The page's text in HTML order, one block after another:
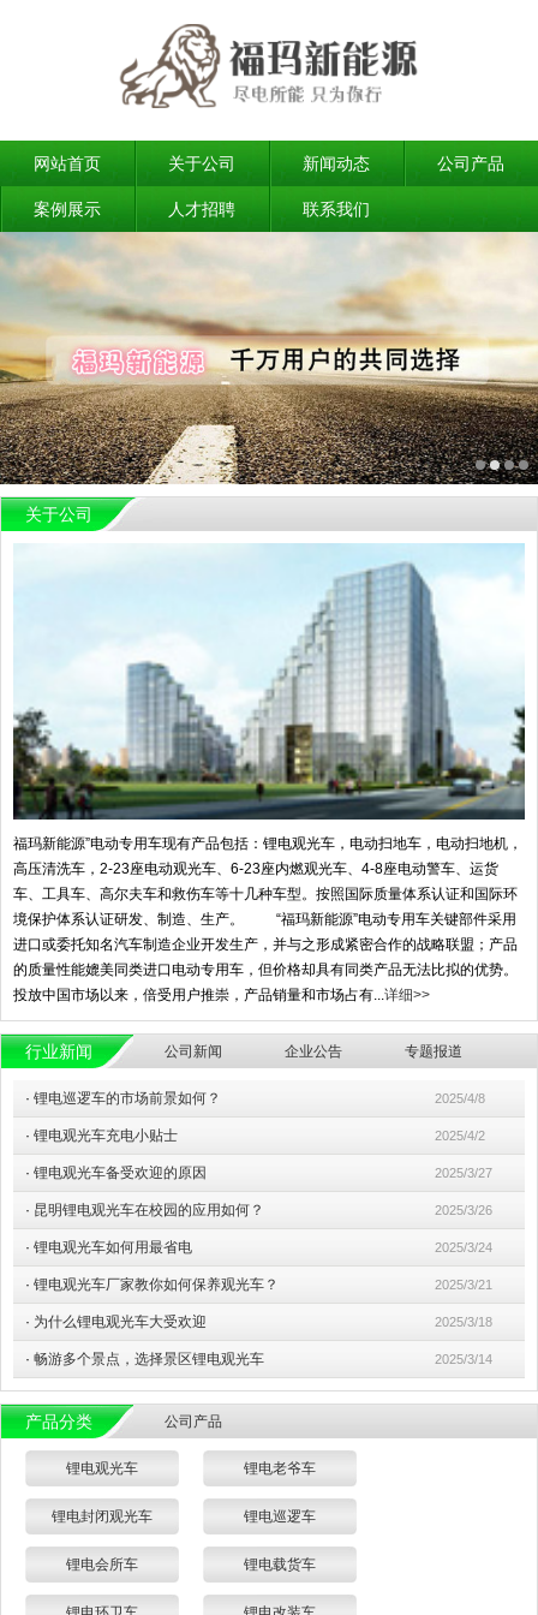
网站首页 关于公司 新闻动态 公司产品
案例展示 人才招聘 联系我们
关于公司
福玛新能源”电动专用车现有产品包括：锂电观光车，电动扫地车，电动扫地机，
高压清洗车，2-23座电动观光车、6-23座内燃观光车、4-8座电动警车、运货
车、工具车、高尔夫车和救伤车等十几种车型。按照国际质量体系认证和国际环
境保护体系认证研发、制造、生产。 “福玛新能源”电动专用车关键部件采用
进口或委托知名汽车制造企业开发生产，并与之形成紧密合作的战略联盟；产品
的质量性能媲美同类进口电动专用车，但价格却具有同类产品无法比拟的优势。
投放中国市场以来，倍受用户推崇，产品销量和市场占有...详细>>
行业新闻 公司新闻 企业公告 专题报道
· 锂电巡逻车的市场前景如何？ 2025/4/8
· 锂电观光车充电小贴士 2025/4/2
· 锂电观光车备受欢迎的原因 2025/3/27
· 昆明锂电观光车在校园的应用如何？ 2025/3/26
· 锂电观光车如何用最省电 2025/3/24
· 锂电观光车厂家教你如何保养观光车？ 2025/3/21
· 为什么锂电观光车大受欢迎 2025/3/18
· 畅游多个景点，选择景区锂电观光车 2025/3/14
产品分类 公司产品
锂电观光车 锂电老爷车
锂电封闭观光车 锂电巡逻车
锂电会所车 锂电载货车